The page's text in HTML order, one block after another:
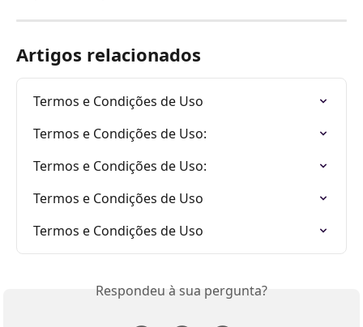
Artigos relacionados
Termos e Condições de Uso
Termos e Condições de Uso:
Termos e Condições de Uso:
Termos e Condições de Uso
Termos e Condições de Uso
Respondeu à sua pergunta?